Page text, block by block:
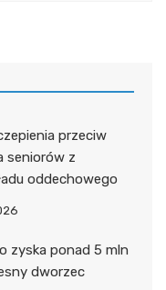
przeciw
seniorów z
oddechowego
zyska ponad 5 mln
dworzec